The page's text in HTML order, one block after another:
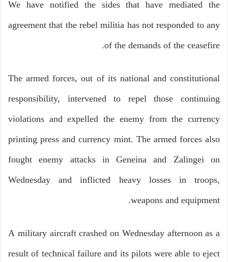
We have notified the sides that have mediated the
agreement that the rebel militia has not responded to any
of the demands of the ceasefire.
The armed forces, out of its national and constitutional
responsibility, intervened to repel those continuing
violations and expelled the enemy from the currency
printing press and currency mint. The armed forces also
fought enemy attacks in Geneina and Zalingei on
Wednesday and inflicted heavy losses in troops,
weapons and equipment.
A military aircraft crashed on Wednesday afternoon as a
result of technical failure and its pilots were able to eject